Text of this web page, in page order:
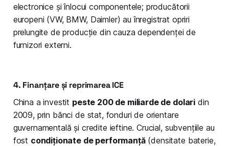
electronice și înlocui componentele; producătorii
europeni (VW, BMW, Daimler) au înregistrat opriri
prelungite de producție din cauza dependenței de
furnizori externi.
4. Finanțare și reprimarea ICE
China a investit peste 200 de miliarde de dolari din
2009, prin bănci de stat, fonduri de orientare
guvernamentală și credite ieftine. Crucial, subvențiile au
fost condiționate de performanță(densitate baterie,